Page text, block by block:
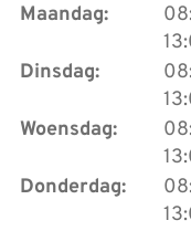
Maandag:
Dinsdag:
Woensdag:
Donderdag: